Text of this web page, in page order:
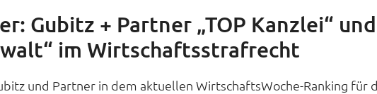
Gubitz + Partner „TOP Kanzlei“ und
im Wirtschaftsstrafrecht
und Partner in dem aktuellen WirtschaftsWoche-Ranking für